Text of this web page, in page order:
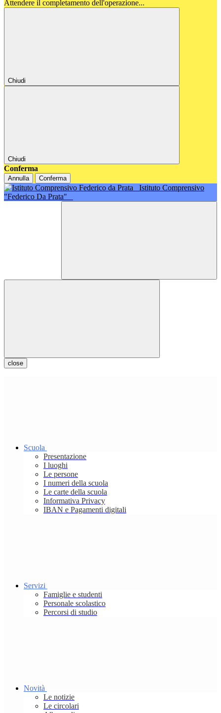
Attendere il completamento dell'operazione...
Chiudi
Chiudi
Conferma
Annulla Conferma
Istituto Comprensivo
"Federico Da Prata"
close
Scuola
Presentazione
I luoghi
Le persone
I numeri della scuola
Le carte della scuola
Informativa Privacy
IBAN e Pagamenti digitali
Servizi
Famiglie e studenti
Personale scolastico
Percorsi di studio
Novità
Le notizie
Le circolari